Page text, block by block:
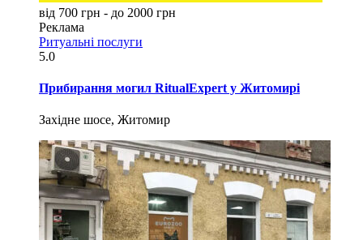
від 700 грн - до 2000 грн
Реклама
Ритуальні послуги
5.0
Прибирання могил RitualExpert у Житомирі
Західне шосе, Житомир